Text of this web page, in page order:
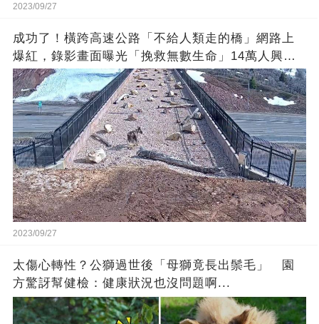
2023/09/27
成功了！橫跨高速公路「不給人類走的橋」網路上
爆紅，錄影畫面曝光「挽救無數生命」14萬人興奮
歡呼
2023/09/27
太傷心轉性？公獅過世後「母獅竟長出鬃毛」 園
方驚訝幫健檢：健康狀況也沒問題啊...